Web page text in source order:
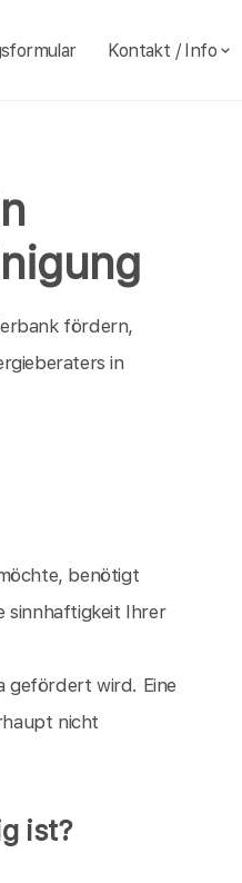
Kontakt / Info
fördern,
in
benötigt
sinnhaftigkeit Ihrer
gefördert wird. Eine
nicht
ist?